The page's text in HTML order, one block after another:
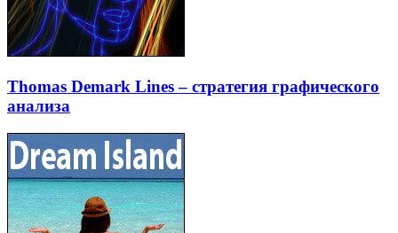
Thomas Demark Lines – стратегия графического
анализа